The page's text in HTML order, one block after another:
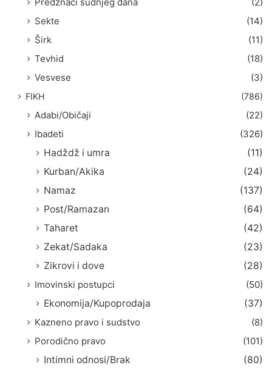
Sekte
(14)
Širk
(11)
Tevhid
(18)
Vesvese
(3)
FIKH (786)
Adabi/Običaji
(22)
Ibadeti
(326)
Hadždž i umra
(11)
Kurban/Akika
(24)
Namaz
(137)
Post/Ramazan
(64)
Taharet
(42)
Zekat/Sadaka
(23)
Zikrovi i dove
(28)
Imovinski postupci
(50)
Ekonomija/Kupoprodaja
(37)
Kazneno pravo i sudstvo
(8)
Porodično pravo
(101)
Intimni odnosi/Brak
(80)